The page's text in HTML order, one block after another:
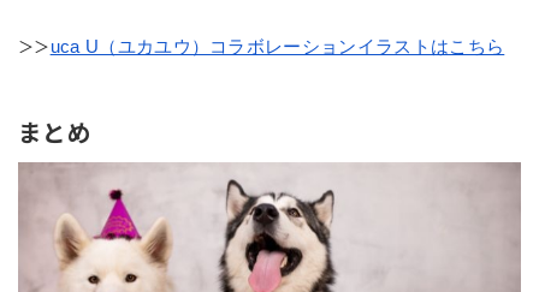
＞＞ uca U（ユカユウ）コラボレーションイラストはこちら
まとめ